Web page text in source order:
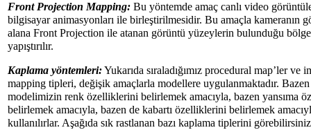
Front Projection Mapping: Bu yöntemde amaç canlı video
bilgisayar animasyonları ile birleştirilmesidir. Bu amaçla kameranın
alana Front Projection ile atanan görüntü yüzeylerin bulunduğu
yapıştırılır.
Kaplama yöntemleri:Yukarıda sıraladığımız procedural map’ler ve
mapping tipleri, değişik amaçlarla modellere uygulanmaktadır. Bazen
modelimizin renk özelliklerini belirlemek amacıyla, bazen yansıma
belirlemek amacıyla, bazen de kabartı özelliklerini belirlemek
kullanılırlar. Aşağıda sık rastlanan bazı kaplama tiplerini